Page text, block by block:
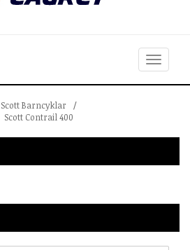
Toggle
navigation
Scott Barncyklar
/
Scott Contrail 400